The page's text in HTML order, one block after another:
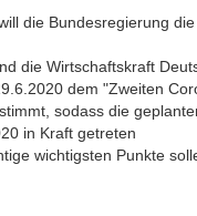
die Bundesregierung
die Wirtschaftskraft
dem "Zweiten
sodass die
in Kraft getreten
wichtigsten Punkte